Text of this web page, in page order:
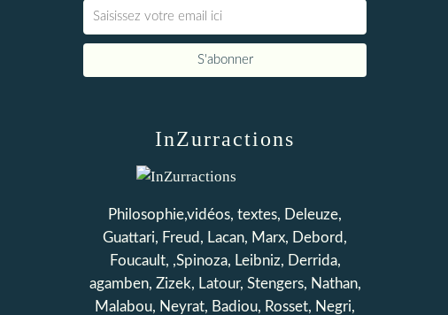
InZurractions
Philosophie,vidéos, textes, Deleuze,
Guattari, Freud, Lacan, Marx, Debord,
Foucault, ,Spinoza, Leibniz, Derrida,
agamben, Zizek, Latour, Stengers, Nathan,
Malabou, Neyrat, Badiou, Rosset, Negri,